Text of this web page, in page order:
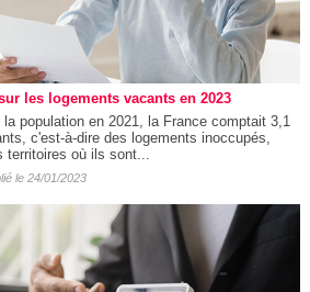
les logements vacants en 2023
population en 2021, la France comptait 3,1
c'est-à-dire des logements inoccupés,
où ils sont...
le 24/01/2023